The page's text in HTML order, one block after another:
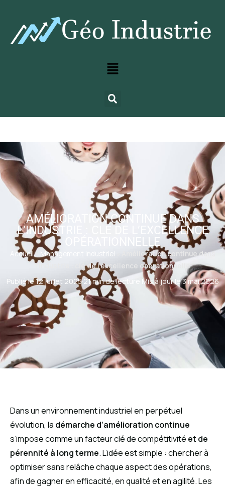
AMÉLIORATION CONTINUE DANS
L’INDUSTRIE : CLÉ DE L’EXCELLENCE
OPÉRATIONNELLE
Accueil» Management industriel
Amélioration continue dans
l’industrie : clé de l’excellence opérationnelle
Publié le 12 juillet 2025·21 min de lecture Mis à jour le 3 mai 2026
Dans un environnement industriel en perpétuel
évolution, la démarche d’amélioration continue
s’impose comme un facteur clé de compétitivité et de
pérennité à long terme. L’idée est simple : chercher à
optimiser sans relâche chaque aspect des opérations,
afin de gagner en efficacité, en qualité et en agilité. Les